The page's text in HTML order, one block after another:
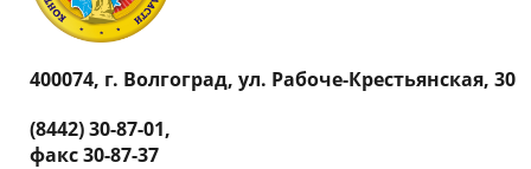
400074, г. Волгоград, ул. Рабоче-Крестьянская, 30
(8442) 30-87-01,
факс 30-87-37